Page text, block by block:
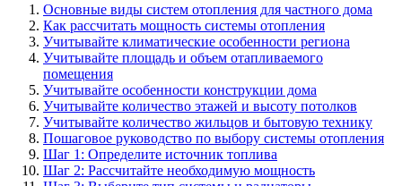
Основные виды систем отопления для частного дома
Как рассчитать мощность системы отопления
Учитывайте климатические особенности региона
Учитывайте площадь и объем отапливаемого
помещения
Учитывайте особенности конструкции дома
Учитывайте количество этажей и высоту потолков
Учитывайте количество жильцов и бытовую технику
Пошаговое руководство по выбору системы отопления
Шаг 1: Определите источник топлива
Шаг 2: Рассчитайте необходимую мощность